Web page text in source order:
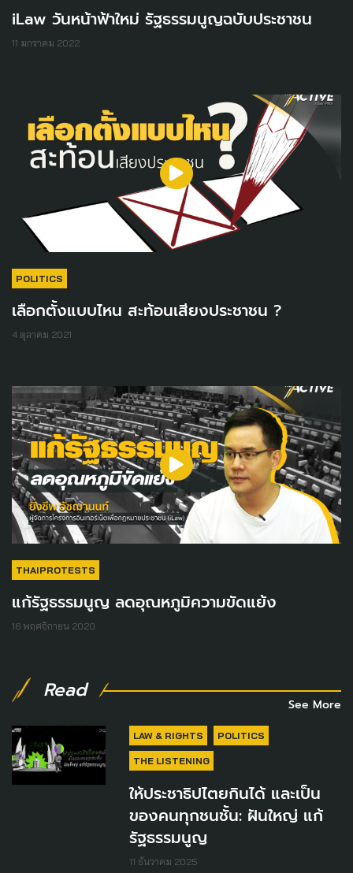
iLaw วันหน้าฟ้าใหม่ รัฐธรรมนูญฉบับประชาชน
11 มกราคม 2022
POLITICS
เลือกตั้งแบบไหน สะท้อนเสียงประชาชน ?
4 ตุลาคม 2021
THAIPROTESTS
แก้รัฐธรรมนูญ​ ลดอุณหภูมิความขัดแย้ง
16 พฤศจิกายน 2020
Read
See More
LAW & RIGHTS POLITICS
THE LISTENING
ให้ประชาธิปไตยกินได้ และเป็น
ของคนทุกชนชั้น: ฝันใหญ่ แก้
รัฐธรรมนูญ
11 ธันวาคม 2025